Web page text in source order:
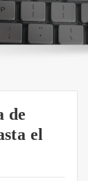
de
el